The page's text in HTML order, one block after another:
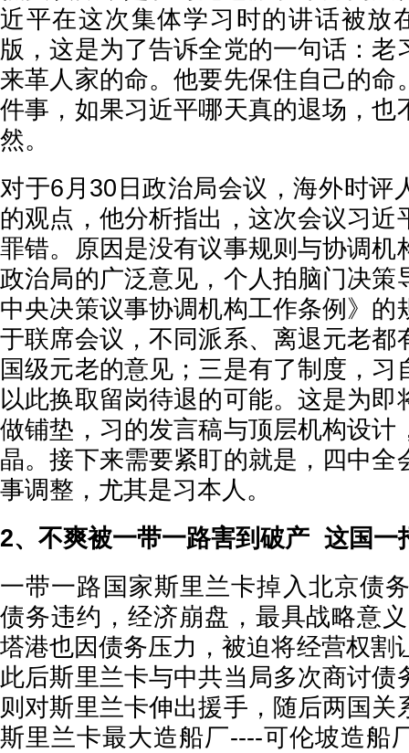
近平在这次集体学习时的讲话被放
版，这是为了告诉全党的一句话：老
来革人家的命。他要先保住自己的命
件事，如果习近平哪天真的退场，也
然。
对于6月30日政治局会议，海外时评
的观点，他分析指出，这次会议习近
罪错。原因是没有议事规则与协调机
政治局的广泛意见，个人拍脑门决策
中央决策议事协调机构工作条例》的
于联席会议，不同派系、离退元老都
国级元老的意见；三是有了制度，习
以此换取留岗待退的可能。这是为即
做铺垫，习的发言稿与顶层机构设计
晶。接下来需要紧盯的就是，四中全
事调整，尤其是习本人。
2、不爽被一带一路害到破产 这国一
一带一路国家斯里兰卡掉入北京债
债务违约，经济崩盘，最具战略意
塔港也因债务压力，被迫将经营权割
此后斯里兰卡与中共当局多次商讨债
则对斯里兰卡伸出援手，随后两国关
斯里兰卡最大造船厂----可伦坡造船